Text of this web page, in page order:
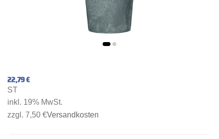
22,79 €
ST
inkl. 19% MwSt.
zzgl. 7,50 €Versandkosten